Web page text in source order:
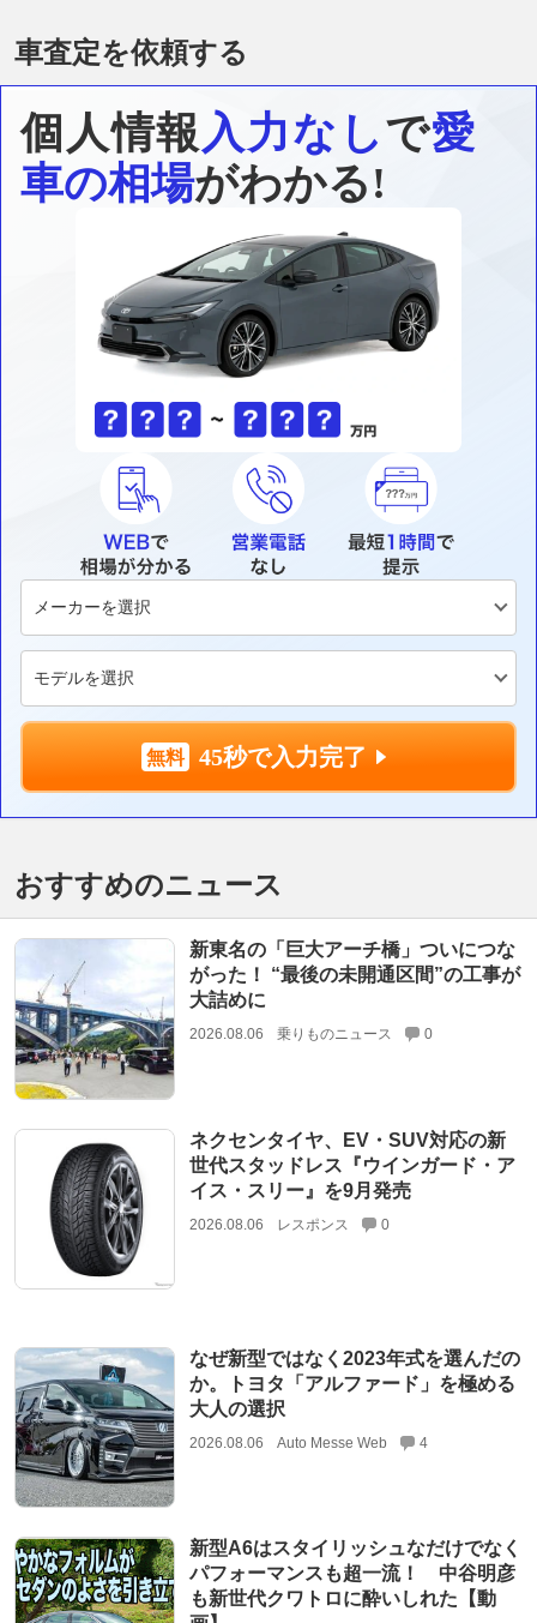
車査定を依頼する
個人情報入力なしで愛
車の相場がわかる!
45秒で入力完了
おすすめのニュース
新東名の「巨大アーチ橋」ついにつな
がった！ “最後の未開通区間”の工事が
大詰めに
2026.08.06 乗りものニュース 0
ネクセンタイヤ、EV・SUV対応の新
世代スタッドレス『ウインガード・ア
イス・スリー』を9月発売
2026.08.06 レスポンス 0
なぜ新型ではなく2023年式を選んだの
か。トヨタ「アルファード」を極める
大人の選択
2026.08.06 Auto Messe Web 4
新型A6はスタイリッシュなだけでなく
パフォーマンスも超一流！ 中谷明彦
も新世代クワトロに酔いしれた【動